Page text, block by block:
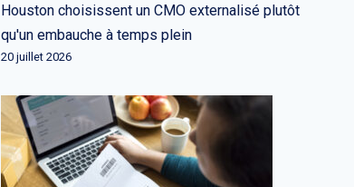
Houston choisissent un CMO externalisé plutôt
qu'un embauche à temps plein
20 juillet 2026